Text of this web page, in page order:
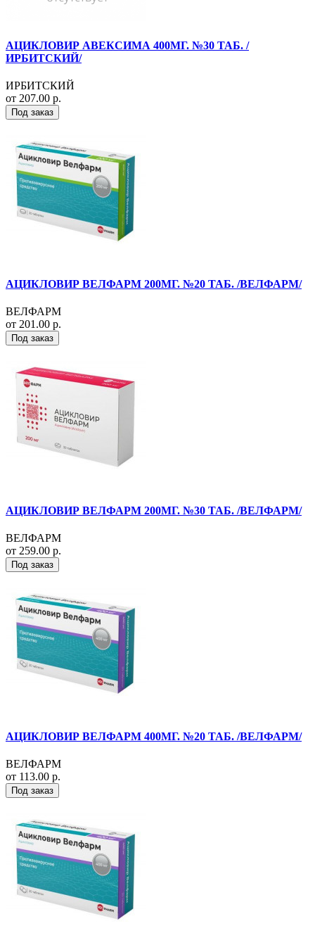
АЦИКЛОВИР АВЕКСИМА 400МГ. №30 ТАБ. /
ИРБИТСКИЙ/
ИРБИТСКИЙ
от 207.00 р.
Под заказ
АЦИКЛОВИР ВЕЛФАРМ 200МГ. №20 ТАБ. /ВЕЛФАРМ/
ВЕЛФАРМ
от 201.00 р.
Под заказ
АЦИКЛОВИР ВЕЛФАРМ 200МГ. №30 ТАБ. /ВЕЛФАРМ/
ВЕЛФАРМ
от 259.00 р.
Под заказ
АЦИКЛОВИР ВЕЛФАРМ 400МГ. №20 ТАБ. /ВЕЛФАРМ/
ВЕЛФАРМ
от 113.00 р.
Под заказ